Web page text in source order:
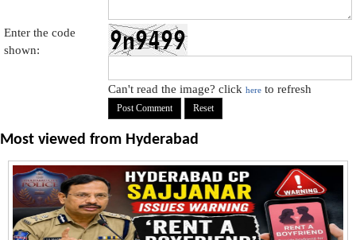
Enter the code
shown:
Can't read the image? clickhere to refresh
Most viewed from Hyderabad